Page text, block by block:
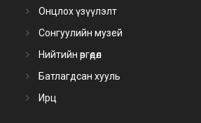
Онцлох үзүүлэлт
Сонгуулийн музей
Нийтийн өргөдөл
Батлагдсан хууль
Ирц